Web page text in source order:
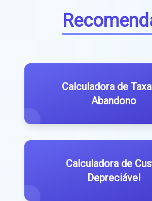
Calculadora de
Abandono
Calculadora de
Depreciável